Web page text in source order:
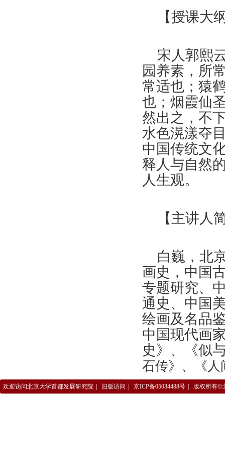
【授课大
宋人郭熙
园养素，所
常适也；猿
也；烟霞仙
然出之，不
水色滉漾夺
中国传统文
释人与自然
人生观。
【主讲人
白巍，北
画史，中国
专题研究、
通史、中国
绘画及名品
中国现代画
史》、《似
石传》、《人
欢迎访问北京大学首都发展研究院 旧版访问 京ICP备05034488号 版权所有©